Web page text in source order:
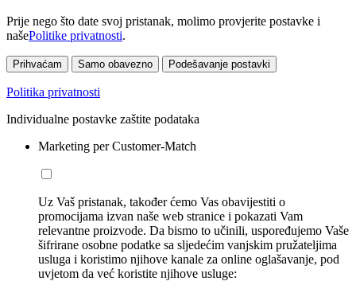
Prije nego što date svoj pristanak, molimo provjerite postavke i
našePolitike privatnosti.
Prihvaćam Samo obavezno Podešavanje postavki
Politika privatnosti
Individualne postavke zaštite podataka
Marketing per Customer-Match
Uz Vaš pristanak, također ćemo Vas obavijestiti o
promocijama izvan naše web stranice i pokazati Vam
relevantne proizvode. Da bismo to učinili, uspoređujemo Vaše
šifrirane osobne podatke sa sljedećim vanjskim pružateljima
usluga i koristimo njihove kanale za online oglašavanje, pod
uvjetom da već koristite njihove usluge: